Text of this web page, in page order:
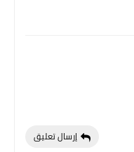
إرسال تعليق